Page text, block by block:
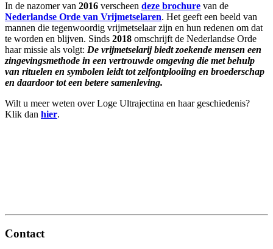
In de nazomer van 2016 verscheen deze brochure van de
Nederlandse Orde van Vrijmetselaren. Het geeft een beeld van
mannen die tegenwoordig vrijmetselaar zijn en hun redenen om dat
te worden en blijven. Sinds 2018 omschrijft de Nederlandse Orde
haar missie als volgt: De vrijmetselarij biedt zoekende mensen een
zingevingsmethode in een vertrouwde omgeving die met behulp
van rituelen en symbolen leidt tot zelfontplooiing en broederschap
en daardoor tot een betere samenleving.
Wilt u meer weten over Loge Ultrajectina en haar geschiedenis?
Klik dan hier.
Contact